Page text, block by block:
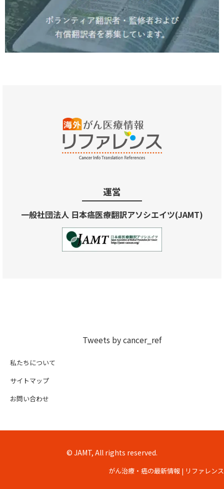
運営
一般社団法人 日本癌医療翻訳アソシエイツ(JAMT)
Tweets by cancer_ref
私たちについて
サイトマップ
お問い合わせ
© JAMT, All rights reserved.
がん治療・癌の最新情報 | リファレンス